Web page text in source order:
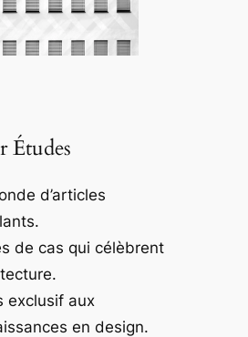
Études
d’articles
de cas qui célèbrent
exclusif aux
en design.